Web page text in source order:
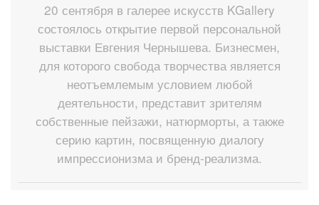
20 сентября в галерее искусств KGallery
состоялось открытие первой персональной
выставки Евгения Чернышева. Бизнесмен,
для которого свобода творчества является
неотъемлемым условием любой
деятельности, представит зрителям
собственные пейзажи, натюрморты, а также
серию картин, посвященную диалогу
импрессионизма и бренд-реализма.